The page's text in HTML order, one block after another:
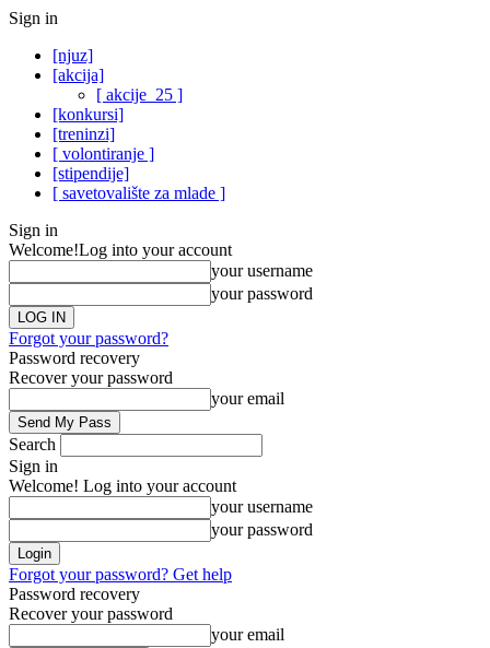
Sign in
[njuz]
[akcija]
[ akcije_25 ]
[konkursi]
[treninzi]
[ volontiranje ]
[stipendije]
[ savetovalište za mlade ]
Sign in
Welcome!Log into your account
your username
your password
Forgot your password?
Password recovery
Recover your password
your email
Search
Sign in
Welcome! Log into your account
your username
your password
Forgot your password? Get help
Password recovery
Recover your password
your email